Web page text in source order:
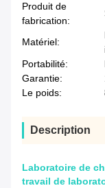
Produit de
fabrication:
Matériel:
Portabilité:
Garantie:
Le poids:
Description
Laboratoire de
travail de